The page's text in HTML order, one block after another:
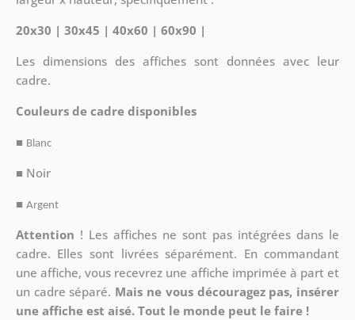
20x30 | 30x45 | 40x60 | 60x90 |
Les dimensions des affiches sont données avec leur
cadre.
Couleurs de cadre disponibles
■ Blanc
■ Noir
■ Argent
Attention ! Les affiches ne sont pas intégrées dans le
cadre. Elles sont livrées séparément. En commandant
une affiche, vous recevrez une affiche imprimée à part et
un cadre séparé. Mais ne vous découragez pas, insérer
une affiche est aisé. Tout le monde peut le faire !